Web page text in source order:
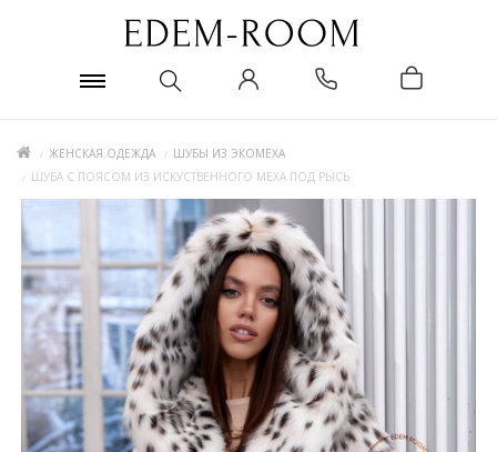
ЖЕНСКАЯ ОДЕЖДА
ШУБЫ ИЗ ЭКОМЕХА
ШУБА С ПОЯСОМ ИЗ ИСКУСТВЕННОГО МЕХА ПОД РЫСЬ